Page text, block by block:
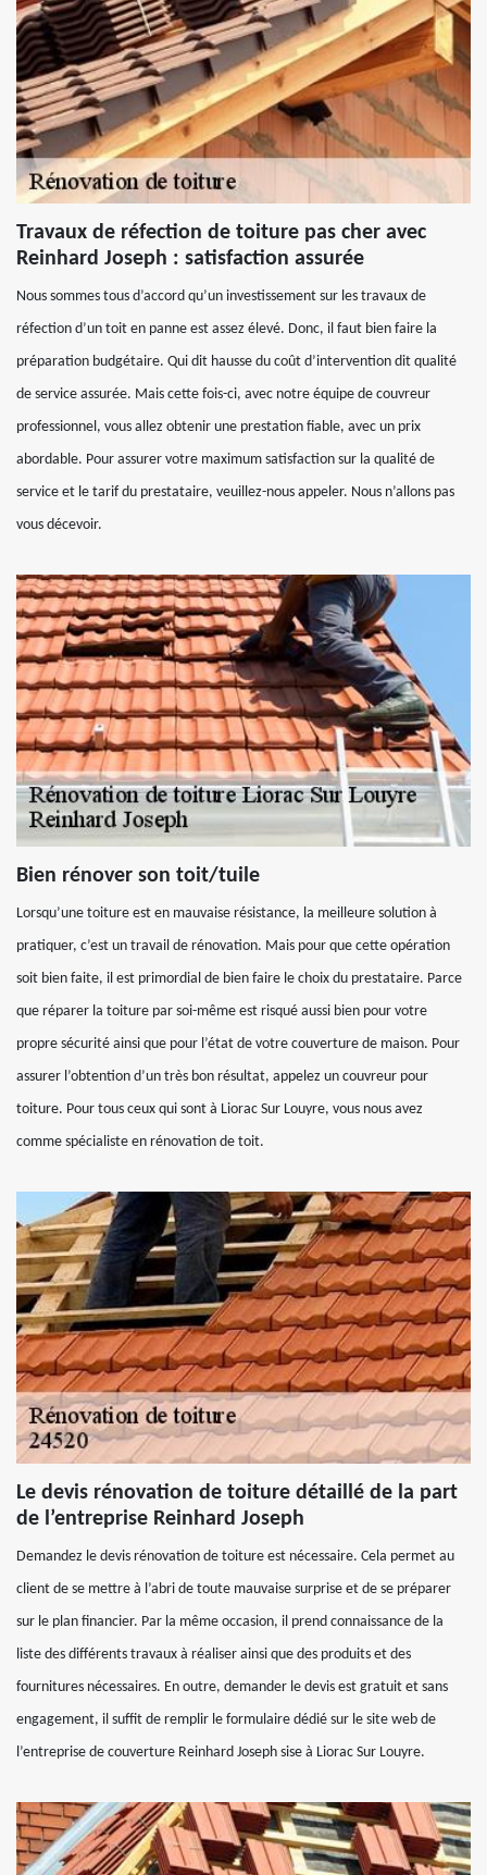
Travaux de réfection de toiture pas cher avec
Reinhard Joseph : satisfaction assurée
Nous sommes tous d’accord qu’un investissement sur les travaux de
réfection d’un toit en panne est assez élevé. Donc, il faut bien faire la
préparation budgétaire. Qui dit hausse du coût d’intervention dit qualité
de service assurée. Mais cette fois-ci, avec notre équipe de couvreur
professionnel, vous allez obtenir une prestation fiable, avec un prix
abordable. Pour assurer votre maximum satisfaction sur la qualité de
service et le tarif du prestataire, veuillez-nous appeler. Nous n’allons pas
vous décevoir.
Bien rénover son toit/tuile
Lorsqu’une toiture est en mauvaise résistance, la meilleure solution à
pratiquer, c’est un travail de rénovation. Mais pour que cette opération
soit bien faite, il est primordial de bien faire le choix du prestataire. Parce
que réparer la toiture par soi-même est risqué aussi bien pour votre
propre sécurité ainsi que pour l’état de votre couverture de maison. Pour
assurer l’obtention d’un très bon résultat, appelez un couvreur pour
toiture. Pour tous ceux qui sont à Liorac Sur Louyre, vous nous avez
comme spécialiste en rénovation de toit.
Le devis rénovation de toiture détaillé de la part
de l’entreprise Reinhard Joseph
Demandez le devis rénovation de toiture est nécessaire. Cela permet au
client de se mettre à l’abri de toute mauvaise surprise et de se préparer
sur le plan financier. Par la même occasion, il prend connaissance de la
liste des différents travaux à réaliser ainsi que des produits et des
fournitures nécessaires. En outre, demander le devis est gratuit et sans
engagement, il suffit de remplir le formulaire dédié sur le site web de
l’entreprise de couverture Reinhard Joseph sise à Liorac Sur Louyre.